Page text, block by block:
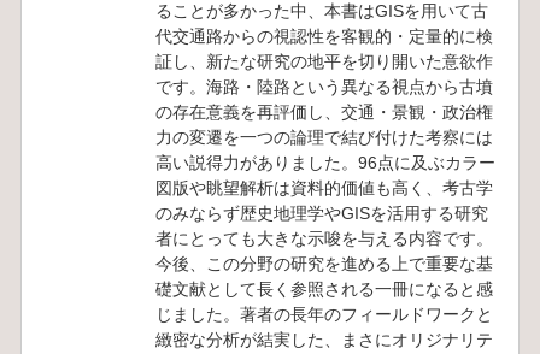
ることが多かった中、本書はGISを用いて古
代交通路からの視認性を客観的・定量的に検
証し、新たな研究の地平を切り開いた意欲作
です。海路・陸路という異なる視点から古墳
の存在意義を再評価し、交通・景観・政治権
力の変遷を一つの論理で結び付けた考察には
高い説得力がありました。96点に及ぶカラー
図版や眺望解析は資料的価値も高く、考古学
のみならず歴史地理学やGISを活用する研究
者にとっても大きな示唆を与える内容です。
今後、この分野の研究を進める上で重要な基
礎文献として長く参照される一冊になると感
じました。著者の長年のフィールドワークと
緻密な分析が結実した、まさにオリジナリテ